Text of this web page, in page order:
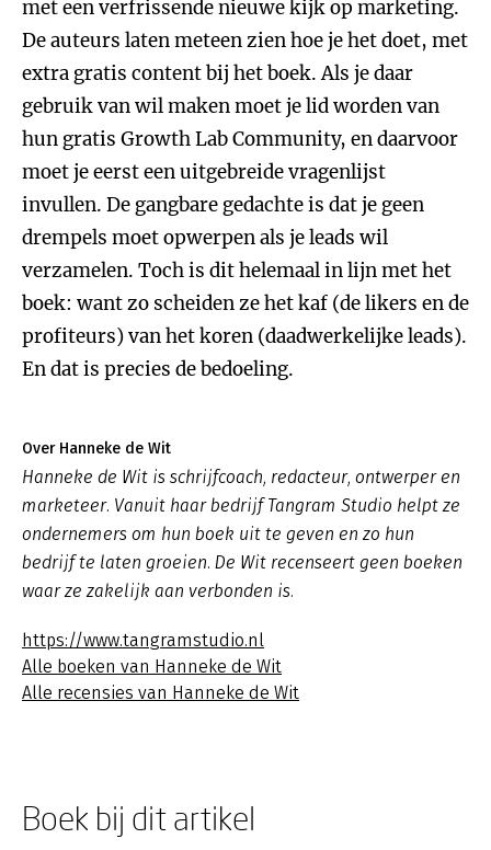
met een verfrissende nieuwe kijk op marketing.
De auteurs laten meteen zien hoe je het doet, met
extra gratis content bij het boek. Als je daar
gebruik van wil maken moet je lid worden van
hun gratis Growth Lab Community, en daarvoor
moet je eerst een uitgebreide vragenlijst
invullen. De gangbare gedachte is dat je geen
drempels moet opwerpen als je leads wil
verzamelen. Toch is dit helemaal in lijn met het
boek: want zo scheiden ze het kaf (de likers en de
profiteurs) van het koren (daadwerkelijke leads).
En dat is precies de bedoeling.
Over Hanneke de Wit
Hanneke de Wit is schrijfcoach, redacteur, ontwerper en
marketeer. Vanuit haar bedrijf Tangram Studio helpt ze
ondernemers om hun boek uit te geven en zo hun
bedrijf te laten groeien. De Wit recenseert geen boeken
waar ze zakelijk aan verbonden is.
https://www.tangramstudio.nl
Alle boeken van Hanneke de Wit
Alle recensies van Hanneke de Wit
Boek bij dit artikel